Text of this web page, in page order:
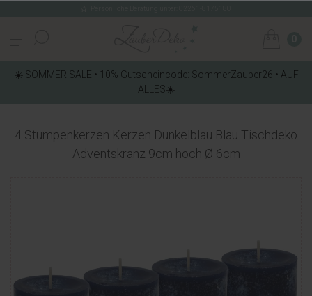
☀️ SOMMER SALE • 10% Gutscheincode: SommerZauber26 • AUF
ALLES☀️
4 Stumpenkerzen Kerzen Dunkelblau Blau Tischdeko
Adventskranz 9cm hoch Ø 6cm